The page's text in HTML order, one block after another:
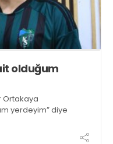
olduğum
Ortakaya
yerdeyim” diye